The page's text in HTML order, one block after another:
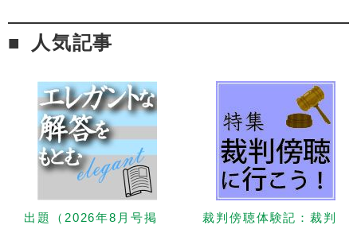
人気記事
出題（2026年8月号掲
裁判傍聴体験記：裁判